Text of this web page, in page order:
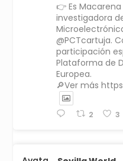
👉 Es
investigadora
@PCTcartuja.
participación
Plataforma de
Europea.
🔎Ver más
2 3